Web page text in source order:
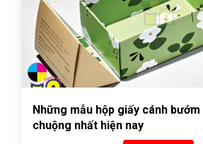
Những mẫu hộp giấy cánh
chuộng nhất hiện nay